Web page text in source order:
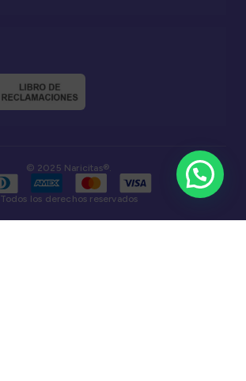
© 2025 Naricitas®.
Todos los derechos reservados